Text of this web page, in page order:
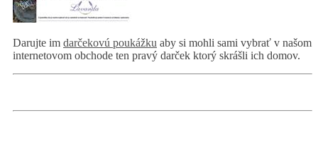
Darujte im darčekovú poukážku aby si mohli sami vybrať v našom
internetovom obchode ten pravý darček ktorý skrášli ich domov.